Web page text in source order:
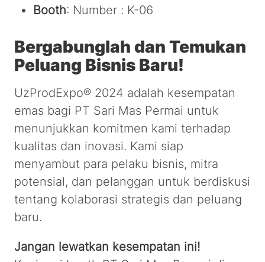
Booth: Number : K-06
Bergabunglah dan Temukan
Peluang Bisnis Baru!
UzProdExpo® 2024 adalah kesempatan
emas bagi PT Sari Mas Permai untuk
menunjukkan komitmen kami terhadap
kualitas dan inovasi. Kami siap
menyambut para pelaku bisnis, mitra
potensial, dan pelanggan untuk berdiskusi
tentang kolaborasi strategis dan peluang
baru.
Jangan lewatkan kesempatan ini!